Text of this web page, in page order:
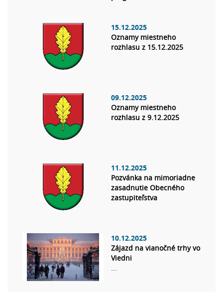
15.12.2025
Oznamy miestneho
rozhlasu z 15.12.2025
09.12.2025
Oznamy miestneho
rozhlasu z 9.12.2025
11.12.2025
Pozvánka na mimoriadne
zasadnutie Obecného
zastupiteľstva
10.12.2025
Zájazd na vianočné trhy vo
Viedni
...